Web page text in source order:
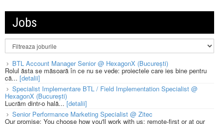
Jobs
BTL Account Manager Senior @ HexagonX (București)
Rolul ăsta se măsoară în ce nu se vede: proiectele care ies bine pentru
că... [detalii]
Specialist Implementare BTL / Field Implementation Specialist @
HexagonX (București)
Lucrăm dintr-o hală...[detalii]
Senior Performance Marketing Specialist @ Zitec
Our promise: You choose how you'll work with us: remote-first or at our